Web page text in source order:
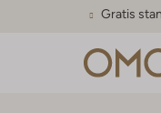
Gratis